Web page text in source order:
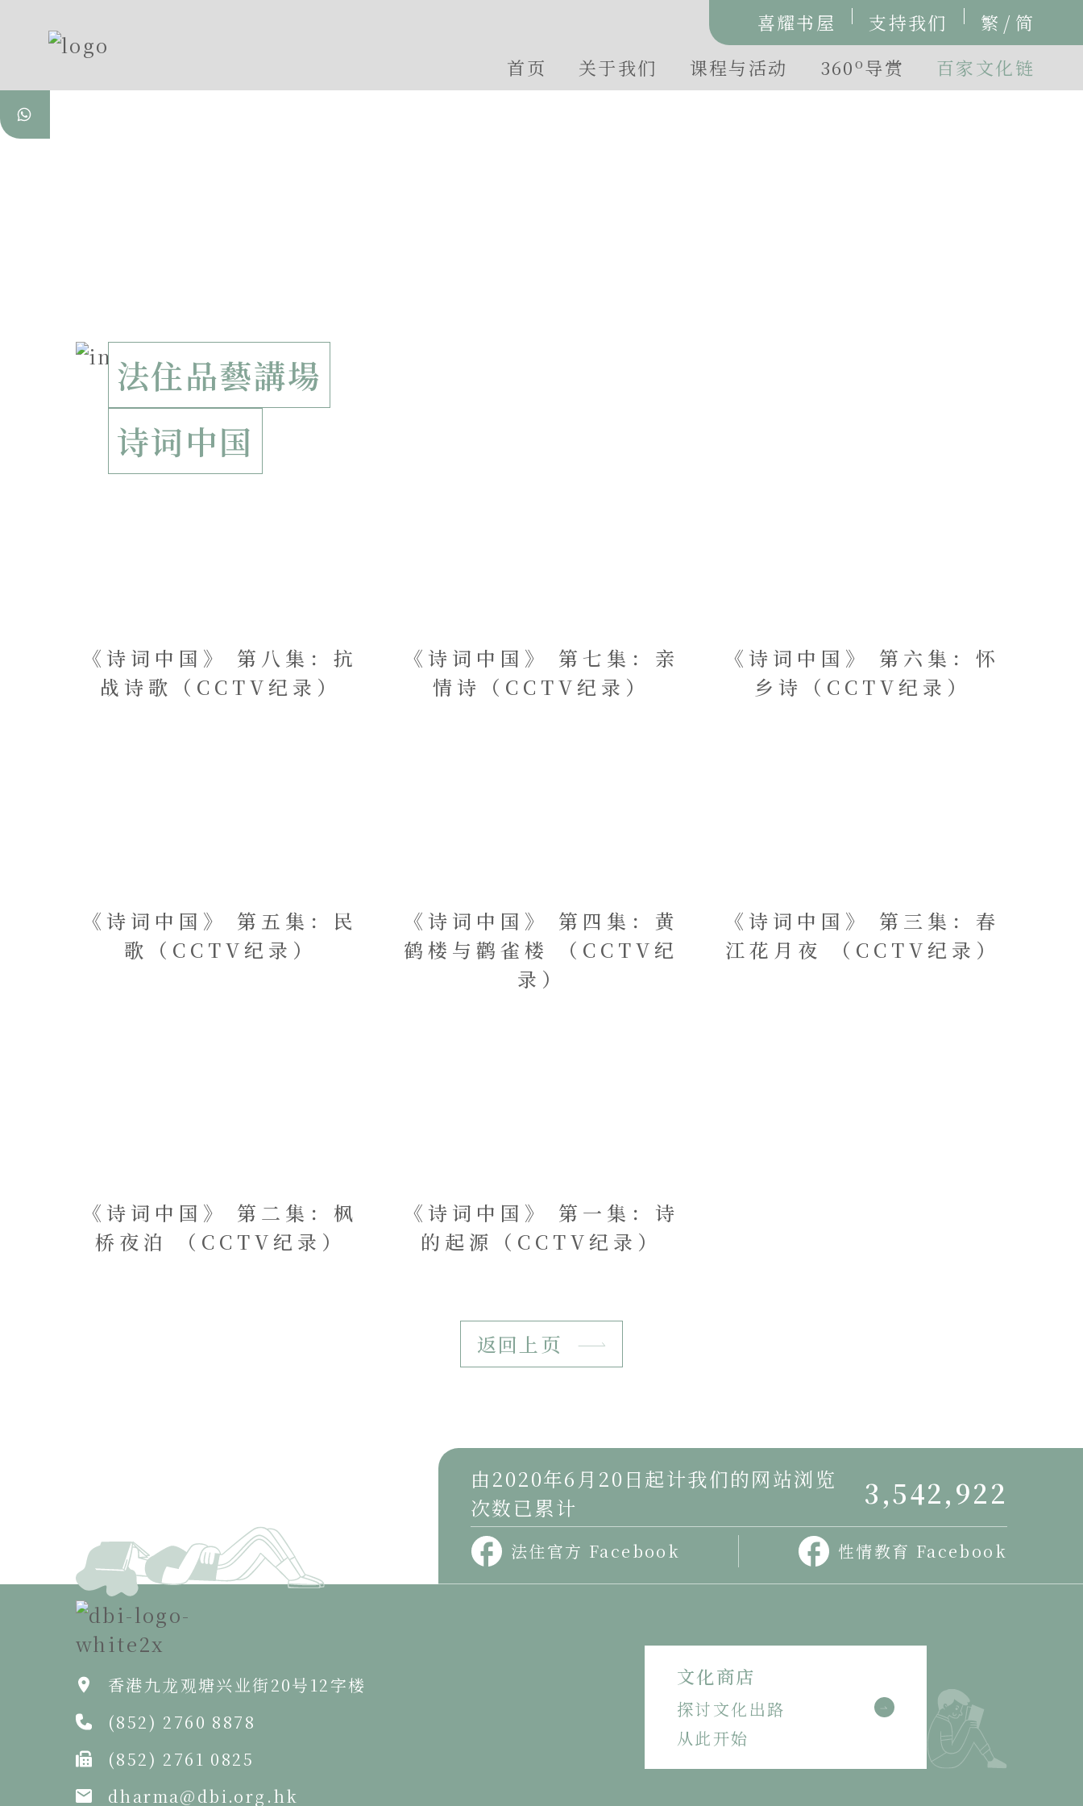
喜耀书屋 支持我们 繁 / 简
首页
关于我们 课程与活动 360o导赏 百家文化链
法住品藝講場
诗词中国
《诗词中国》 第八集：抗
战诗歌（CCTV纪录）
《诗词中国》 第七集：亲
情诗（CCTV纪录）
《诗词中国》 第六集：怀
乡诗（CCTV纪录）
《诗词中国》 第五集：民
歌（CCTV纪录）
《诗词中国》 第四集：黄
鹤楼与鹳雀楼 （CCTV纪
录）
《诗词中国》 第三集：春
江花月夜 （CCTV纪录）
《诗词中国》 第二集：枫
桥夜泊 （CCTV纪录）
《诗词中国》 第一集：诗
的起源（CCTV纪录）
返回上页
由2020年6月20日起计我们的网站浏览
次数已累计
3,542,922
法住官方 Facebook 性情教育 Facebook
香港九龙观塘兴业街20号12字楼
(852) 2760 8878
(852) 2761 0825
dharma@dbi.org.hk
文化商店
探讨文化出路
从此开始